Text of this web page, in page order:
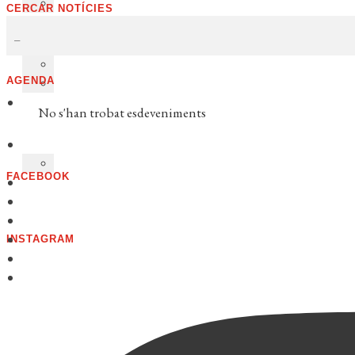
CERCAR NOTÍCIES
AGENDA
No s'han trobat esdeveniments
FACEBOOK
INSTAGRAM